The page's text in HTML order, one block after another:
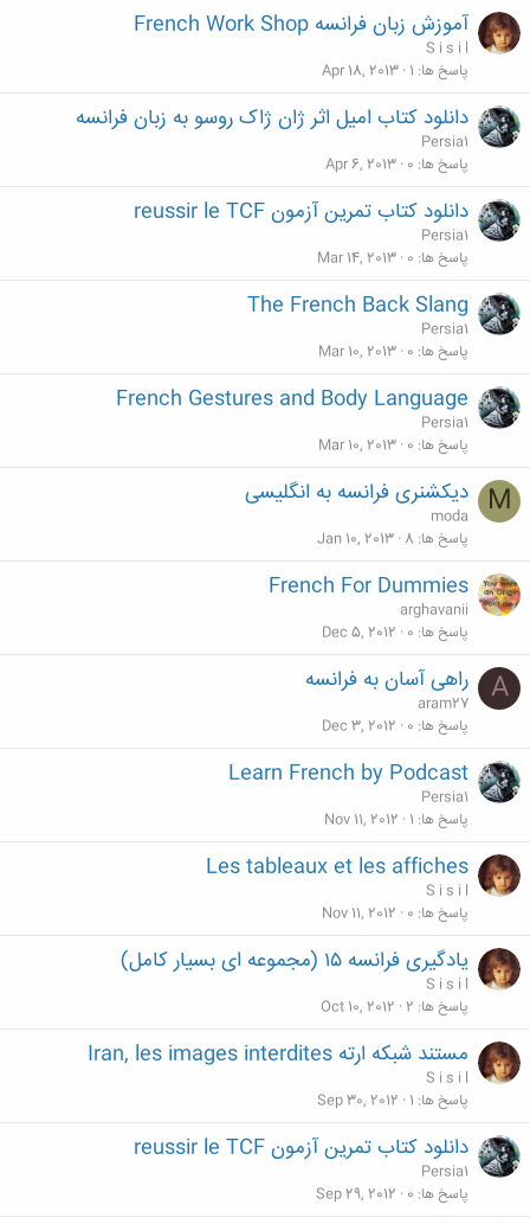
آموزش زبان فرانسه French Work Shop
S i s i l
پاسخ ها 1
Apr 18, 2013
دانلود کتاب امیل اثر ژان ژاک روسو به زبان فرانسه
Persia1
پاسخ ها 0
Apr 6, 2013
دانلود کتاب تمرین آزمون reussir le TCF
Persia1
پاسخ ها 0
Mar 14, 2013
The French Back Slang
Persia1
پاسخ ها 0
Mar 10, 2013
French Gestures and Body Language
Persia1
پاسخ ها 0
Mar 10, 2013
M دیکشنری فرانسه به انگلیسی
moda
پاسخ ها 8
Jan 10, 2013
French For Dummies
arghavanii
پاسخ ها 0
Dec 5, 2012
A راهی آسان به فرانسه
aram27
پاسخ ها 0
Dec 3, 2012
Learn French by Podcast
Persia1
پاسخ ها 1
Nov 11, 2012
Les tableaux et les affiches
S i s i l
پاسخ ها 0
Nov 11, 2012
یادگیری فرانسه ۱۵ (مجموعه ای بسیار کامل)
S i s i l
پاسخ ها 2
Oct 10, 2012
مستند شبکه ارته Iran, les images interdites
S i s i l
پاسخ ها 1
Sep 30, 2012
دانلود کتاب تمرین آزمون reussir le TCF
Persia1
پاسخ ها 0
Sep 29, 2012